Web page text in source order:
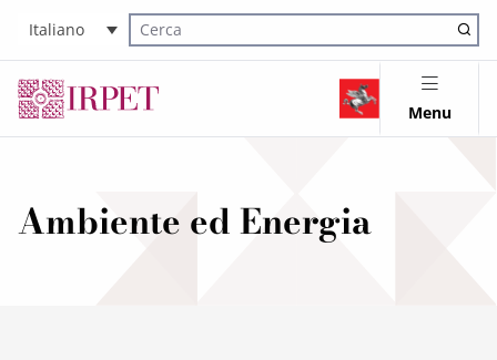
Italiano
Cerca nel sito
Menu
Ambiente ed Energia